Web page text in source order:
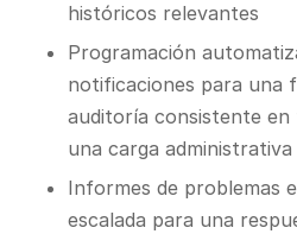
históricos relevantes
Programación
notificaciones para una
auditoría consistente en
una carga administrativa
Informes de problemas
escalada para una